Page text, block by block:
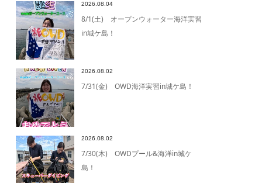
2026.08.04
8/1(土) オープンウォーター海洋実習
in城ケ島！
2026.08.02
7/31(金) OWD海洋実習in城ケ島！
2026.08.02
7/30(木) OWDプール&海洋in城ケ
島！